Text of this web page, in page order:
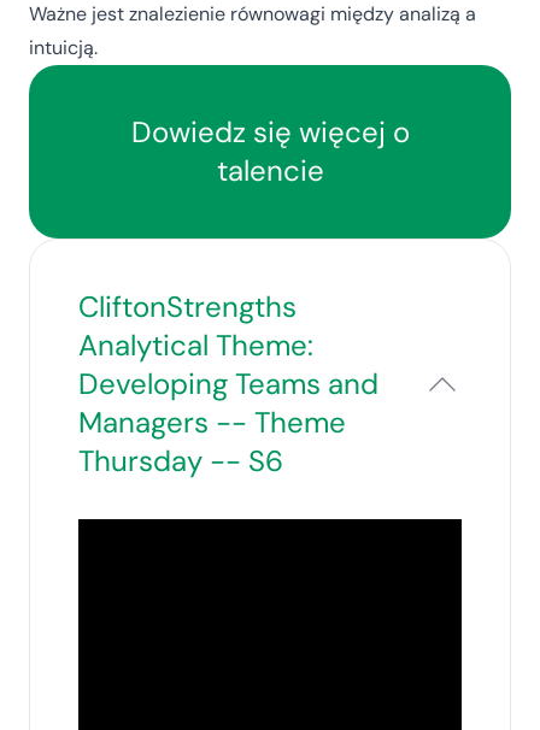
Ważne jest znalezienie równowagi między analizą a
intuicją.
Dowiedz się więcej o
talencie
CliftonStrengths
Analytical Theme:
Developing Teams and
Managers -- Theme
Thursday -- S6